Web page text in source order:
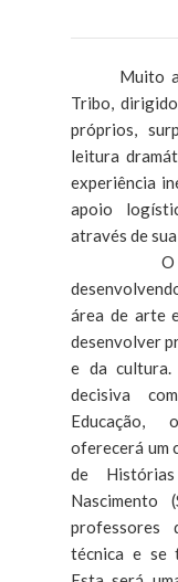
Muito
Tribo,
próprios,
leitura
experiência
apoio
através de
O
área de arte
desenvolver
e da cultura.
decisiva
Educação,
oferecerá um
de
professores
técnica e se